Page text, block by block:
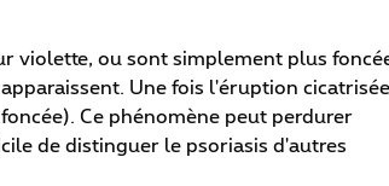
violette, ou sont simplement plus
Une fois l'éruption
Ce phénomène peut perdurer
de distinguer le psoriasis d'autres